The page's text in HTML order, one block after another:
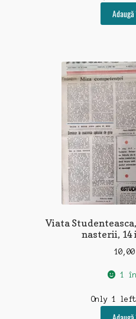
Viata
nasterii, 14
10,00
1
Only 1